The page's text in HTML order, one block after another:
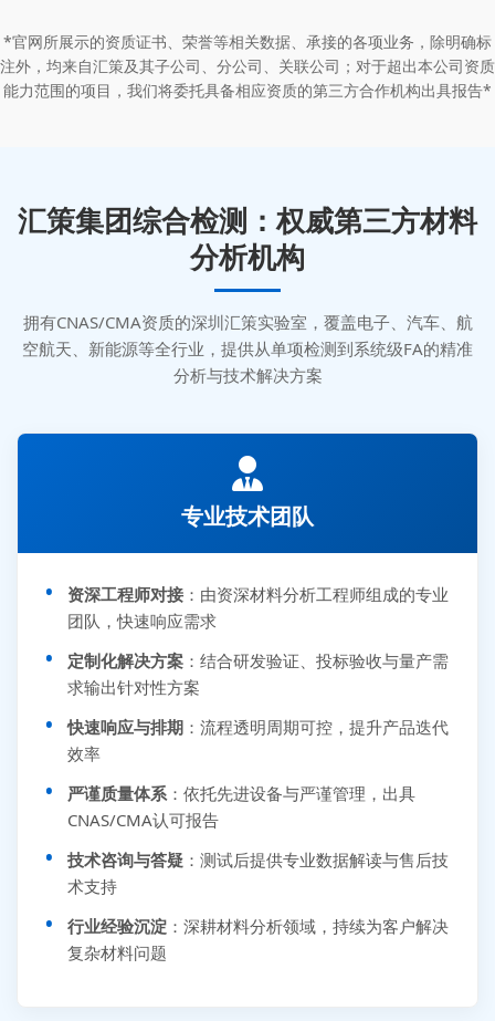
*官网所展示的资质证书、荣誉等相关数据、承接的各项业务，除明确标
注外，均来自汇策及其子公司、分公司、关联公司；对于超出本公司资质
能力范围的项目，我们将委托具备相应资质的第三方合作机构出具报告*
汇策集团综合检测：权威第三方材料
分析机构
拥有CNAS/CMA资质的深圳汇策实验室，覆盖电子、汽车、航
空航天、新能源等全行业，提供从单项检测到系统级FA的精准
分析与技术解决方案
专业技术团队
资深工程师对接 ：由资深材料分析工程师组成的专业
团队，快速响应需求
定制化解决方案 ：结合研发验证、投标验收与量产需
求输出针对性方案
快速响应与排期 ：流程透明周期可控，提升产品迭代
效率
严谨质量体系 ：依托先进设备与严谨管理，出具
CNAS/CMA认可报告
技术咨询与答疑 ：测试后提供专业数据解读与售后技
术支持
行业经验沉淀 ：深耕材料分析领域，持续为客户解决
复杂材料问题